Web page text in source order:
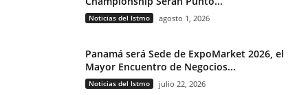
Noticias del Istmo agosto 1, 2026
Panamá será Sede de ExpoMarket 2026, el
Mayor Encuentro de Negocios...
Noticias del Istmo julio 22, 2026